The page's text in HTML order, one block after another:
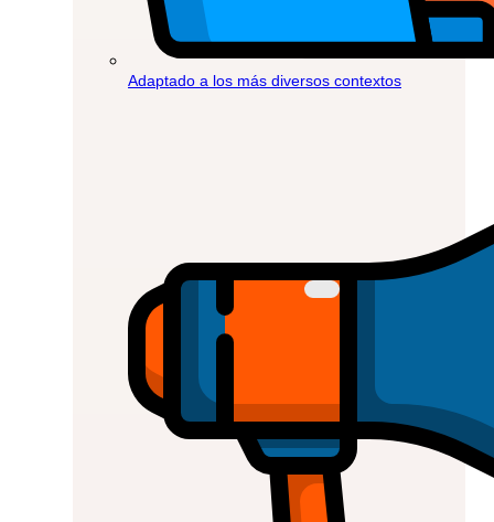
Adaptado a los más diversos contextos